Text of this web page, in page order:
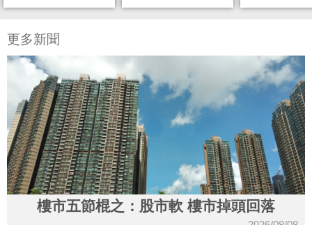
更多新聞
樓市五節棍之：股市軟 樓市掉頭回落